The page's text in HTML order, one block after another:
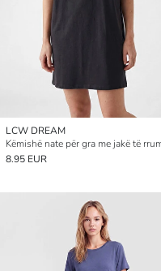
LCW DREAM
8.95 EUR